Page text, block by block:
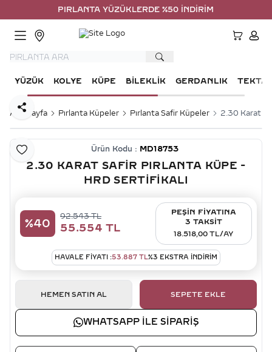
PIRLANTA YÜZÜKLERDE %50 İNDİRİM
YÜZÜK KOLYE KÜPE BILEKLIK GERDANLIK TEKTAŞ
Ana Sayfa Pırlanta Küpeler Pırlanta Safir Küpeler 2.30 Karat
Favoriye Ekle
Paylaş
Ürün Kodu : MD18753
2.30 KARAT SAFIR PIRLANTA KÜPE -
HRD SERTIFIKALI
%40
92.543TL
55.554 TL
PEŞİN FİYATINA
3 TAKSİT
18.518,00 TL/AY
HAVALE FIYATI :53.887 TL%3 EKSTRA İNDİRİM
HEMEN SATIN AL SEPETE EKLE
WHATSAPP ILE SIPARIŞ